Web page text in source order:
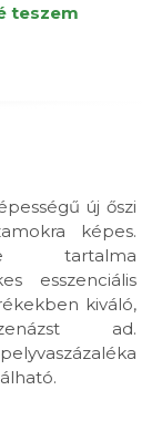
teszem
új őszi
képes.
tartalma
esszenciális
kiváló,
ad.